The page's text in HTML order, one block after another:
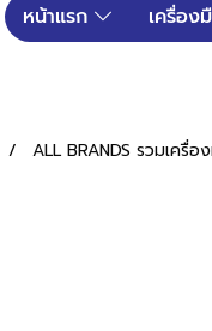
หน้าแรก เครื่อง
ALL BRANDS รวมเครื่